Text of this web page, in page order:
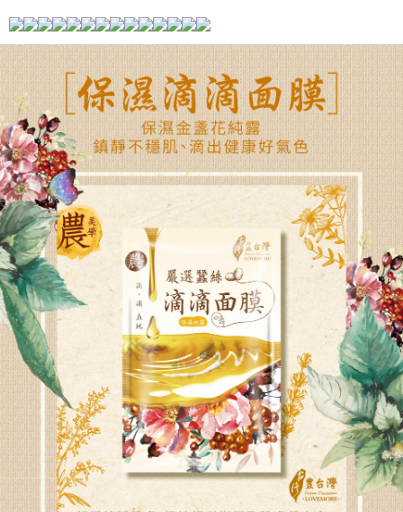
す。AFTEEの個人情報の収集、処理、利用について、詳細はAFTEE公式ホ
ームページの『個人情報の収集、処理及び利用に関する声明』をご参照く
ださい（ https://aftee.tw/privacypolicy/）。
AFTEEの初回ご利用の際に、審査を通過すれば、最高額がNT$10,000にな
ります。支払い期限を過ぎた場合、その金額に基づいて年利20%の遅延滞
納金が加算されます。未成年の利用者は、事前に法定代理人または後見人
の同意を得ればAFTEEをご利用いただけます。
個人情報の処理、利用について疑問がある、または関連する法律の権利を
行使したい場合は、ネットプロテクションズcs_tw@netprotections.co.jp
にご連絡ください。上記に示した個人情報を、必要な購入注文書とあわせ
てAFTEEにご提供いただく、またはAFTEEにあなたの個人情報の収集、処
理、利用を許可することににご同意いただけない場合は、当サービスを選
択しないでください。